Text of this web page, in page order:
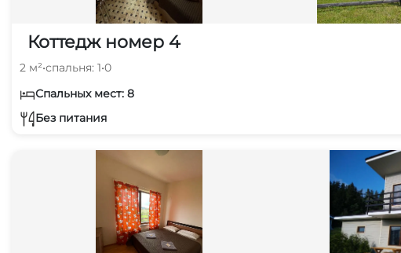
Коттедж номер 4
2 м²•спальня: 1•0
Спальных мест: 8
Без питания